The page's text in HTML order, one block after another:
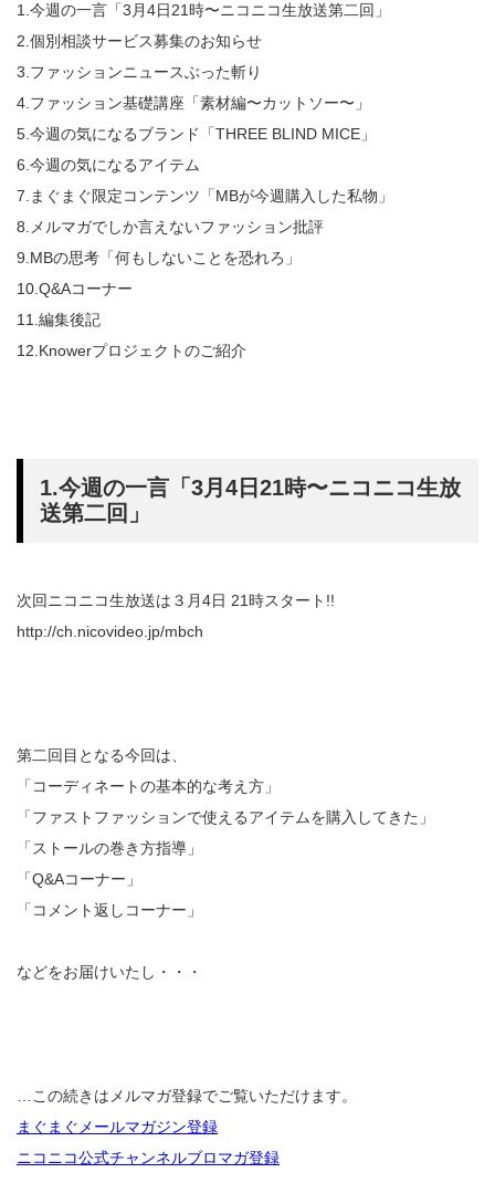
1.今週の一言「3月4日21時〜ニコニコ生放送第二回」
2.個別相談サービス募集のお知らせ
3.ファッションニュースぶった斬り
4.ファッション基礎講座「素材編〜カットソー〜」
5.今週の気になるブランド「THREE BLIND MICE」
6.今週の気になるアイテム
7.まぐまぐ限定コンテンツ「MBが今週購入した私物」
8.メルマガでしか言えないファッション批評
9.MBの思考「何もしないことを恐れろ」
10.Q&Aコーナー
11.編集後記
12.Knowerプロジェクトのご紹介
1.今週の一言「3月4日21時〜ニコニコ生放
送第二回」
次回ニコニコ生放送は３月4日 21時スタート!!
http://ch.nicovideo.jp/mbch
第二回目となる今回は、
「コーディネートの基本的な考え方」
「ファストファッションで使えるアイテムを購入してきた」
「ストールの巻き方指導」
「Q&Aコーナー」
「コメント返しコーナー」
などをお届けいたし・・・
…この続きはメルマガ登録でご覧いただけます。
まぐまぐメールマガジン登録
ニコニコ公式チャンネルブロマガ登録